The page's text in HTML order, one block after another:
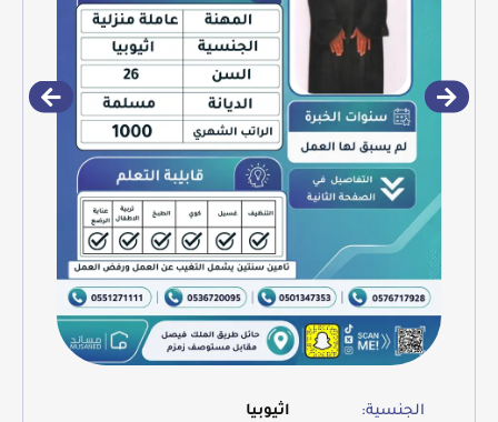
الجنسية: اثيوبيا